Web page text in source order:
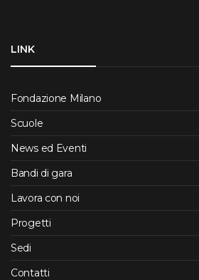
LINK
Fondazione Milano
Scuole
News ed Eventi
Bandi di gara
Lavora con noi
Progetti
Sedi
Contatti